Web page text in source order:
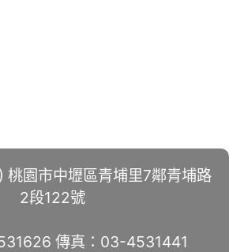
園市中壢區青埔里7鄰青埔路
2段122號
傳真：03-4531441